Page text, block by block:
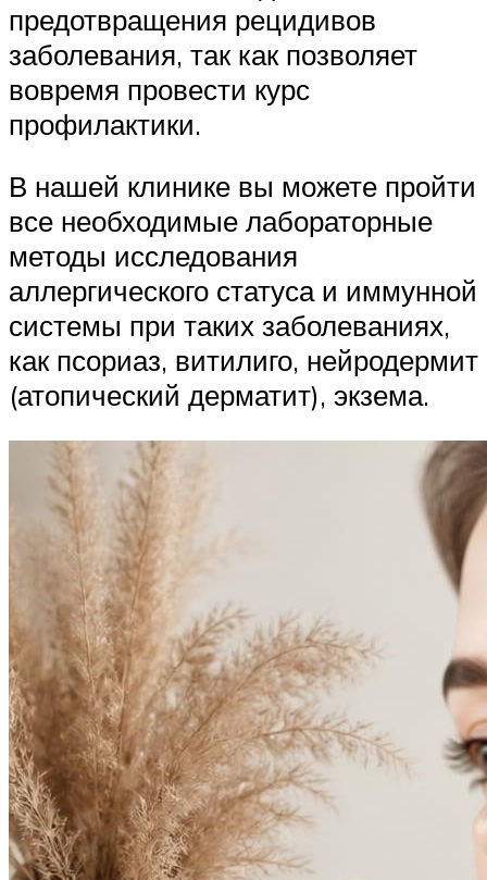
предотвращения рецидивов
заболевания, так как позволяет
вовремя провести курс
профилактики.
В нашей клинике вы можете пройти
все необходимые лабораторные
методы исследования
аллергического статуса и иммунной
системы при таких заболеваниях,
как псориаз, витилиго, нейродермит
(атопический дерматит), экзема.